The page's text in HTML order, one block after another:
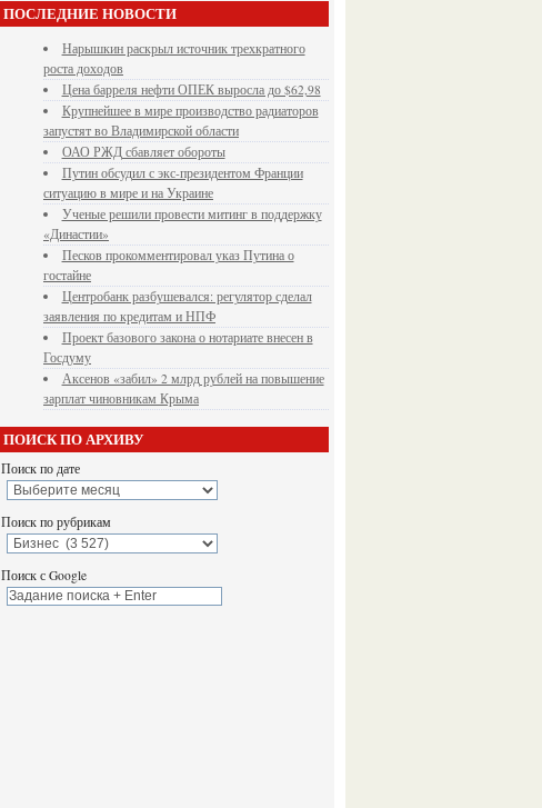
ПОСЛЕДНИЕ НОВОСТИ
Нарышкин раскрыл источник трехкратного
роста доходов
Цена барреля нефти ОПЕК выросла до $62,98
Крупнейшее в мире производство радиаторов
запустят во Владимирской области
ОАО РЖД сбавляет обороты
Путин обсудил с экс-президентом Франции
ситуацию в мире и на Украине
Ученые решили провести митинг в поддержку
«Династии»
Песков прокомментировал указ Путина о
гостайне
Центробанк разбушевался: регулятор сделал
заявления по кредитам и НПФ
Проект базового закона о нотариате внесен в
Госдуму
Аксенов «забил» 2 млрд рублей на повышение
зарплат чиновникам Крыма
ПОИСК ПО АРХИВУ
Поиск по дате
Поиск по рубрикам
Поиск с Google